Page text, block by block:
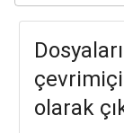
çevrimiçi
olarak